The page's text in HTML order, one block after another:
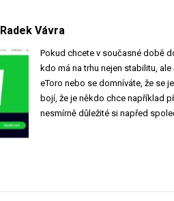
Radek Vávra
Pokud chcete v současné době
kdo má na trhu nejen stabilitu,
eToro nebo se domníváte, že se
bojí, že je někdo chce například
nesmírně důležité si napřed